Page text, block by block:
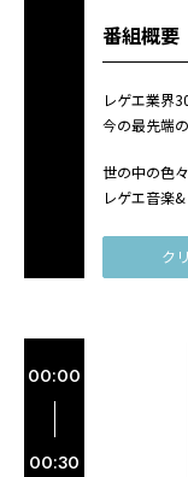
番組概要
レゲエ業界
今の最先端
世の中の色
レゲエ音楽&
ク
00:00
00:30